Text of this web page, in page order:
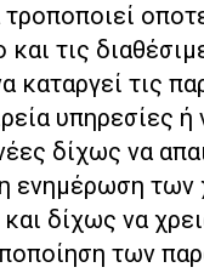
τις
καταργεί τις
υπηρεσίες ή
δίχως να
ενημέρωση
δίχως να
των